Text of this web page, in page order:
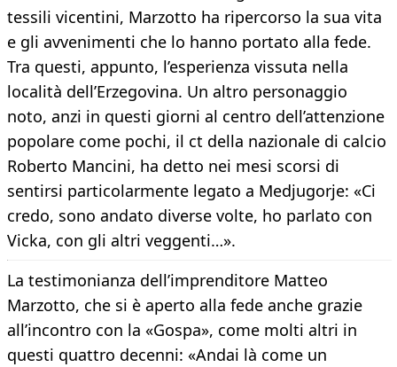
tessili vicentini, Marzotto ha ripercorso la sua vita
e gli avvenimenti che lo hanno portato alla fede.
Tra questi, appunto, l’esperienza vissuta nella
località dell’Erzegovina. Un altro personaggio
noto, anzi in questi giorni al centro dell’attenzione
popolare come pochi, il ct della nazionale di calcio
Roberto Mancini, ha detto nei mesi scorsi di
sentirsi particolarmente legato a Medjugorje: «Ci
credo, sono andato diverse volte, ho parlato con
Vicka, con gli altri veggenti…».
La testimonianza dell’imprenditore Matteo
Marzotto, che si è aperto alla fede anche grazie
all’incontro con la «Gospa», come molti altri in
questi quattro decenni: «Andai là come un